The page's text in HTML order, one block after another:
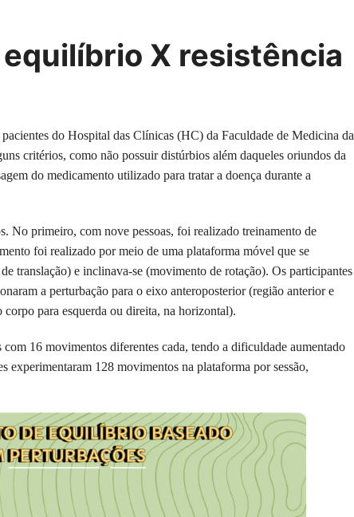
X resistência
do Hospital das Clínicas (HC) da Faculdade de Medicina da
critérios, como não possuir distúrbios além daqueles oriundos da
do medicamento utilizado para tratar a doença durante a
No primeiro, com nove pessoas, foi realizado treinamento de
foi realizado por meio de uma plataforma móvel que se
translação) e inclinava-se (movimento de rotação). Os participantes
a perturbação para o eixo anteroposterior (região anterior e
para esquerda ou direita, na horizontal).
16 movimentos diferentes cada, tendo a dificuldade aumentado
experimentaram 128 movimentos na plataforma por sessão,